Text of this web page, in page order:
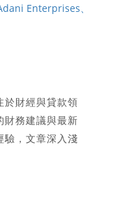
Enterprises、
於財經與貸款領
財務建議與最新
驗，文章深入淺